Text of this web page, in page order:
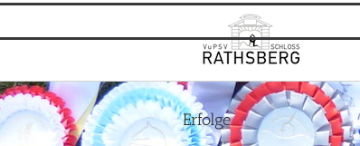
Zum
springen
Erfolge